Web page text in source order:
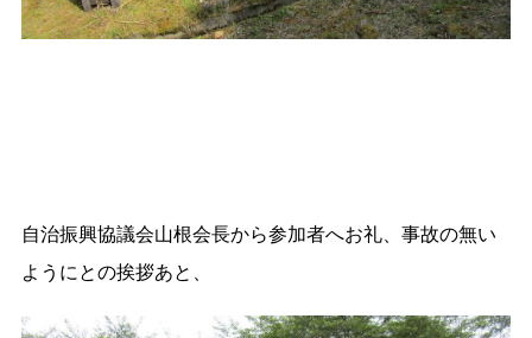
自治振興協議会山根会長から参加者へお礼、事故の無い
ようにとの挨拶あと、